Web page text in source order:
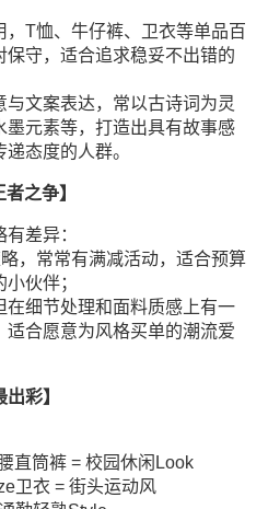
T恤、牛仔裤、卫衣等单品百
守，适合追求稳妥不出错的
文案表达，常以古诗词为灵
元素等，打造出具有故事感
态度的人群。
之争】
差异：
，常常有满减活动，适合预算
伙伴；
在细节处理和面料质感上有一
合愿意为风格买单的潮流爱
彩】
直筒裤 = 校园休闲Look
卫衣 = 街头运动风